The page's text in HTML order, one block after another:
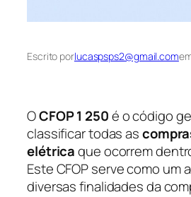
Escrito porlucaspsps2@gmail.com
OCFOP 1 250é o código
classificar todas as
elétricaque ocorrem
Este CFOP serve como um
diversas finalidades da